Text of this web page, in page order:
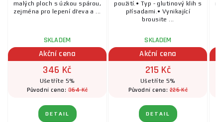
malých ploch s úzkou spárou,
zejména pro lepení dřeva a ...
SKLADEM
Akční cena
346 Kč
Ušetříte 5%
Původní cena:364 Kč
DETAIL
použití.• Typ - glutinový klih s
přísadami.• Vynikající
brousite ...
SKLADEM
Akční cena
215 Kč
Ušetříte 5%
Původní cena:226 Kč
DETAIL